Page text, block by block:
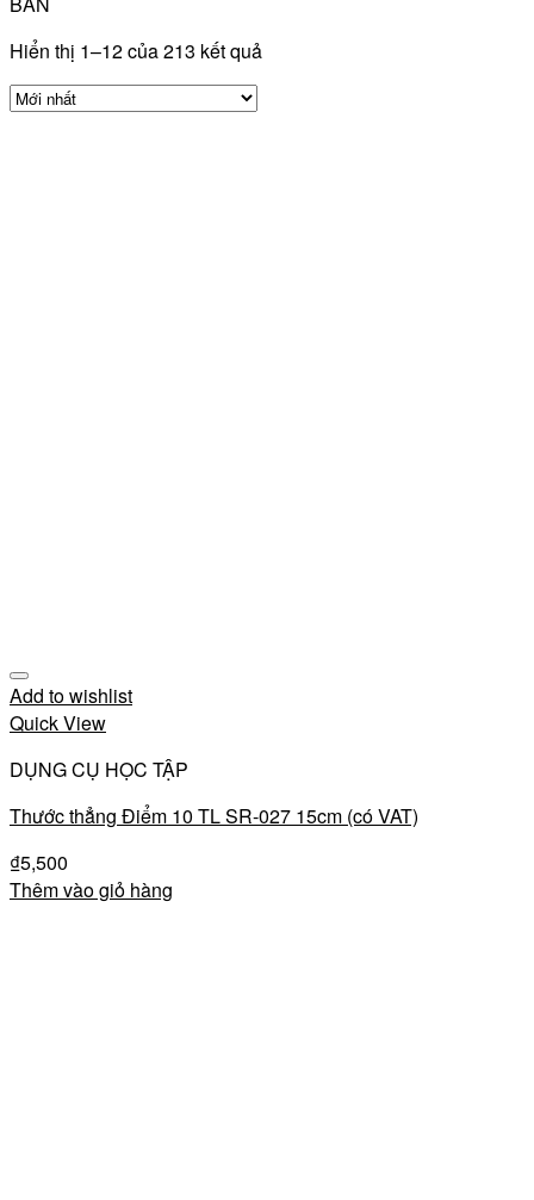
Hiển thị 1–12 của 213 kết quả
Add to wishlist
Quick View
DỤNG CỤ HỌC TẬP
Thước thẳng Điểm 10 TL SR-027 15cm (có VAT)
₫5,500
Thêm vào giỏ hàng